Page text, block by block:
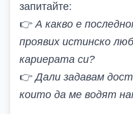
запитайте:
👉 А какво е
проявих истинско
кариерата си?
👉 Дали задавам
които да ме водят